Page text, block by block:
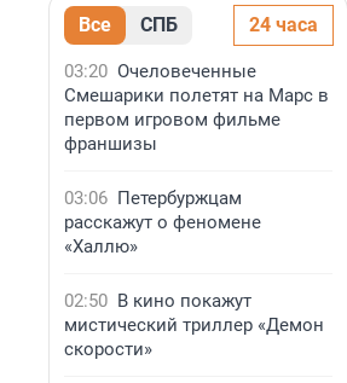
Все СПБ 24 часа
03:20 Очеловеченные
Смешарики полетят на Марс в
первом игровом фильме
франшизы
03:06 Петербуржцам
расскажут о феномене
«Халлю»
02:50 В кино покажут
мистический триллер «Демон
скорости»